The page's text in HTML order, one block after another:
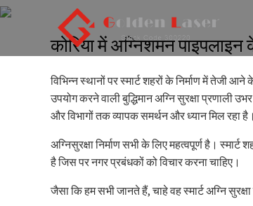
कोरिया में अग्निशमन
विभिन्न स्थानों पर स्मार्ट शहरों के निर्माण में तेजी
उपयोग करने वाली बुद्धिमान अग्नि सुरक्षा प्रणाली
और विभागों तक व्यापक समर्थन और ध्यान मिल रहा है।
अग्निसुरक्षा निर्माण सभी के लिए महत्वपूर्ण है। स्मार्ट
है जिस पर नगर प्रबंधकों को विचार करना चाहिए।
जैसा कि हम सभी जानते हैं, चाहे वह स्मार्ट अग्नि